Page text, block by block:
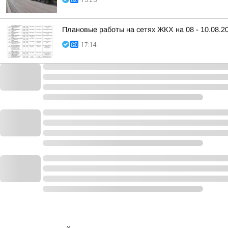
Плановые работы на сетях ЖКХ на 08 -
17:14